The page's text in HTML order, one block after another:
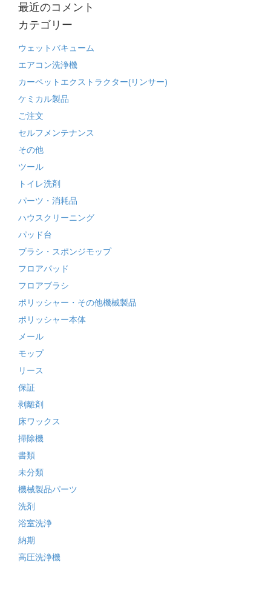
最近のコメント
カテゴリー
ウェットバキューム
エアコン洗浄機
カーペットエクストラクター(リンサー)
ケミカル製品
ご注文
セルフメンテナンス
その他
ツール
トイレ洗剤
パーツ・消耗品
ハウスクリーニング
パッド台
ブラシ・スポンジモップ
フロアパッド
フロアブラシ
ポリッシャー・その他機械製品
ポリッシャー本体
メール
モップ
リース
保証
剥離剤
床ワックス
掃除機
書類
未分類
機械製品パーツ
洗剤
浴室洗浄
納期
高圧洗浄機